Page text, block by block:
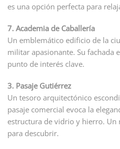
es una opción perfecta para
7. Academia de Caballería
Un emblemático edificio de la
militar apasionante. Su fachada
punto de interés clave.
3. Pasaje Gutiérrez
Un tesoro arquitectónico
pasaje comercial evoca la
estructura de vidrio y hierro. Un
para descubrir.